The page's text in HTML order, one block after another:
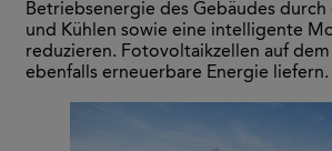
Betriebsenergie des Gebäudes durch
und Kühlen sowie eine intelligente
reduzieren. Fotovoltaikzellen auf
ebenfalls erneuerbare Energie liefern.